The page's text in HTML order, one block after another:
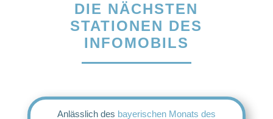
DIE NÄCHSTEN
STATIONEN DES
INFOMOBILS
Anlässlich des bayerischen Monats des